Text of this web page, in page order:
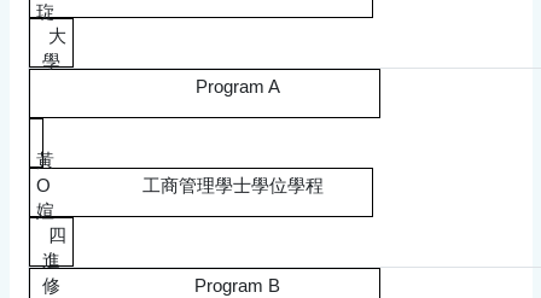
琁
大
學
Program A
黃
O
媗
工商管理學士學位學程
四
進
修
Program B